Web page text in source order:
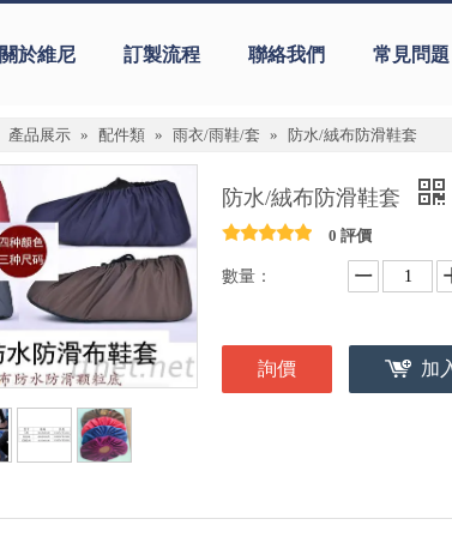
關於維尼 訂製流程 聯絡我們 常見問題
產品展示 » 配件類 » 雨衣/雨鞋/套 » 防水/絨布防滑鞋套
防水/絨布防滑鞋套
0 評價
數量：
詢價 加